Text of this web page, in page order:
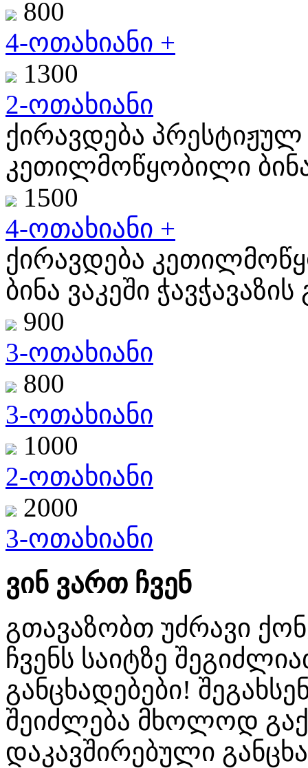
800
4-ოთახიანი +
1300
2-ოთახიანი
ქირავდება
კეთილმოწყობილი
1500
4-ოთახიანი +
ქირავდება
ბინა ვაკეში
900
3-ოთახიანი
800
3-ოთახიანი
1000
2-ოთახიანი
2000
3-ოთახიანი
ვინ ვართ ჩვენ
გთავაზობთ უძრავი
ჩვენს საიტზე
განცხადებები!
შეიძლება მხოლოდ
დაკავშირებული